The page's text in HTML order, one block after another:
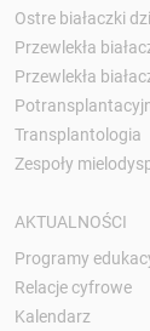
Ostre białaczki
Przewlekła
Przewlekła
Transplantologia
Zespoły
AKTUALNOŚCI
Programy
Relacje cyfrowe
Kalendarz